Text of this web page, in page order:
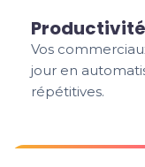
Vos
jour en
répétitives.